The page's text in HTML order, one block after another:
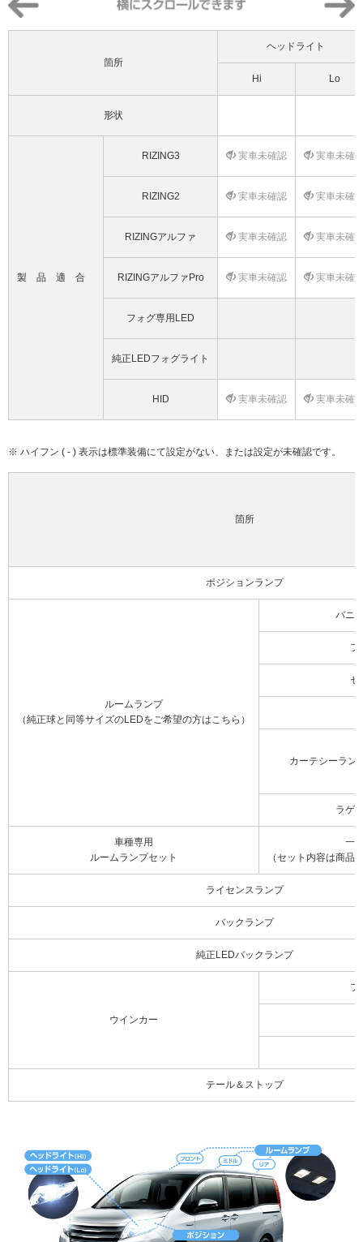
箇所
ヘッドライト
Hi Lo
形状
製品適合
RIZING3 実車未確認 実車未確
RIZING2 実車未確認 実車未確
RIZINGアルファ 実車未確認 実車未確
RIZINGアルファPro 実車未確認 実車未確
フォグ専用LED
純正LEDフォグライト
HID 実車未確認 実車未確
※ ハイフン ( - ) 表示は標準装備にて設定がない、または設定が未確認です。
箇所
ポジションランプ
ルームランプ
（純正球と同等サイズのLEDをご希望の方はこちら）
バニ
フ
セ
カーテシーラン
ラゲ
車種専用
ルームランプセット
一
（セット内容は商品
ライセンスランプ
バックランプ
純正LEDバックランプ
ウインカー
フ
テール＆ストップ